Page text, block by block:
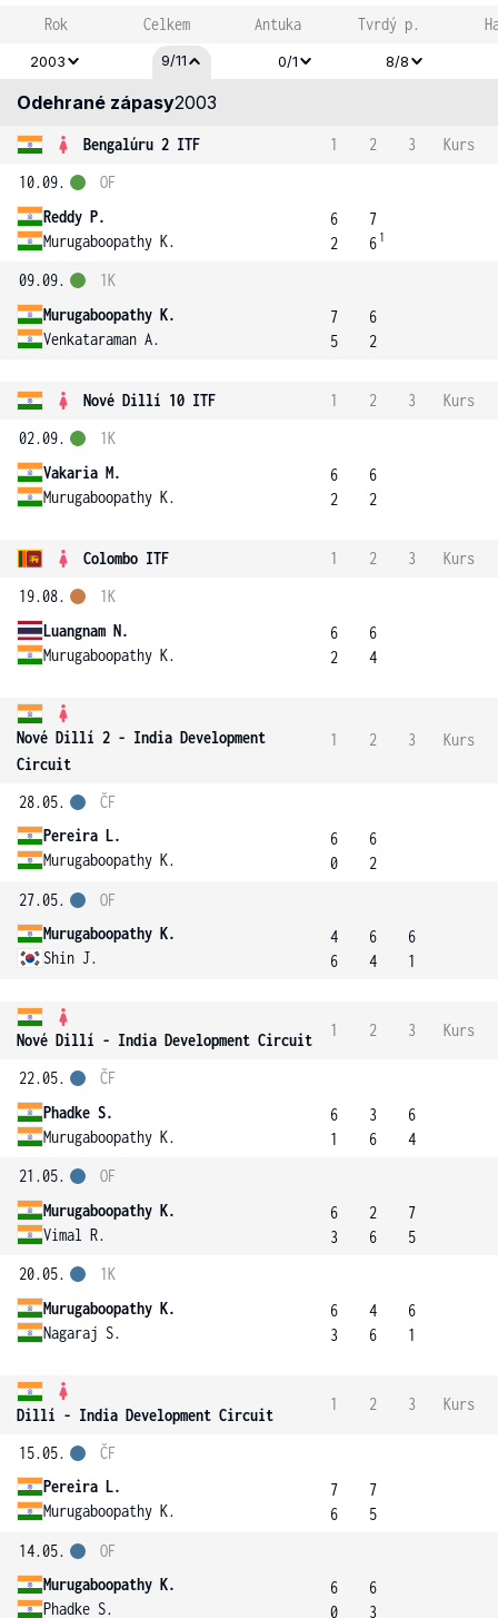
Rok Celkem Antuka Tvrdý p.
2003 9/11 0/1 8/8
Odehrané zápasy2003
Bengalúru 2 ITF 1 2 3
Kurs
10.09.
Reddy P.
Murugaboopathy K.
OF
6
2
7
6 1
09.09.
Murugaboopathy K.
Venkataraman A.
1K
7
5
6
2
Nové Dillí 10 ITF 1 2 3
Kurs
02.09.
Vakaria M.
Murugaboopathy K.
1K
6
2
6
2
Colombo ITF 1 2 3
Kurs
19.08.
Luangnam N.
Murugaboopathy K.
1K
6
2
6
4
Nové Dillí 2 - India Development
Circuit
1 2 3 Kurs
28.05.
Pereira L.
Murugaboopathy K.
ČF
6
0
6
2
27.05.
Murugaboopathy K.
Shin J.
OF
4
6
6
4
6
1
Nové Dillí - India Development Circuit
1 2 3 Kurs
22.05.
Phadke S.
Murugaboopathy K.
ČF
6
1
3
6
6
4
21.05.
Murugaboopathy K.
Vimal R.
OF
6
3
2
6
7
5
20.05.
Murugaboopathy K.
Nagaraj S.
1K
6
3
4
6
6
1
Dillí - India Development Circuit
1 2 3 Kurs
15.05.
Pereira L.
Murugaboopathy K.
ČF
7
6
7
5
14.05.
Murugaboopathy K.
Phadke S.
OF
6
0
6
3